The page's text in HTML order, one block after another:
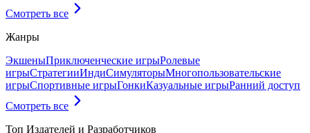
Смотреть все
Жанры
ЭкшеныПриключенческие игрыРолевые
игрыСтратегииИндиСимуляторыМногопользовательские
игрыСпортивные игрыГонкиКазуальные игрыРанний доступ
Смотреть все
Топ Издателей и Разработчиков